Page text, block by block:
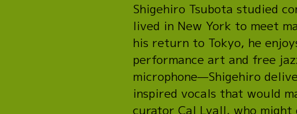
Shigehiro Tsubota studied
lived in New York to meet
his return to Tokyo, he
performance art and free
microphone—Shigehiro
inspired vocals that would
curator Cal Lyall, who might